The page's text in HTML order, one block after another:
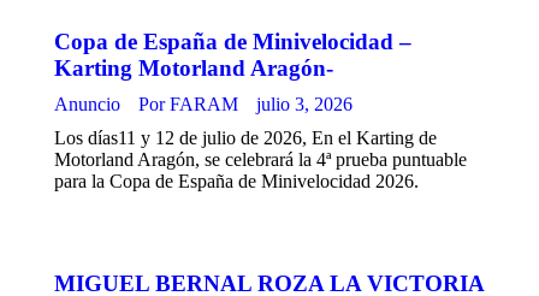
Copa de España de Minivelocidad –
Karting Motorland Aragón-
Anuncio PorFARAM
julio 3, 2026
Los días11 y 12 de julio de 2026, En el Karting de
Motorland Aragón, se celebrará la 4ª prueba puntuable
para la Copa de España de Minivelocidad 2026.
MIGUEL BERNAL ROZA LA VICTORIA